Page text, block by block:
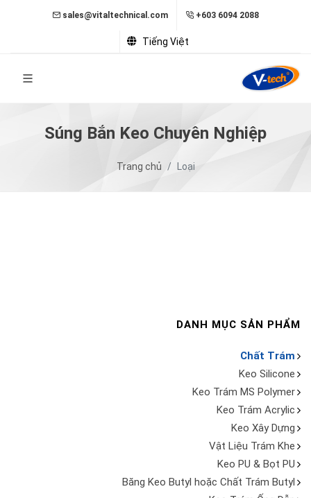
sales@vitaltechnical.com +603 6094 2088
Tiếng Việt
Súng Bắn Keo Chuyên Nghiệp
Trang chủ Loại
DANH MỤC SẢN PHẨM
Chất Trám
Keo Silicone
Keo Trám MS Polymer
Keo Trám Acrylic
Keo Xây Dựng
Vật Liệu Trám Khe
Keo PU & Bọt PU
Băng Keo Butyl hoặc Chất Trám Butyl